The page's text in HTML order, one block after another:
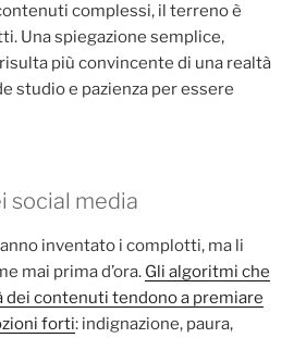
complessi, il terreno è
Una spiegazione semplice,
più convincente di una realtà
studio e pazienza per essere
social media
inventato i complotti, ma li
mai prima d’ora. Gli algoritmi che
dei contenuti tendono a premiare
forti: indignazione, paura,